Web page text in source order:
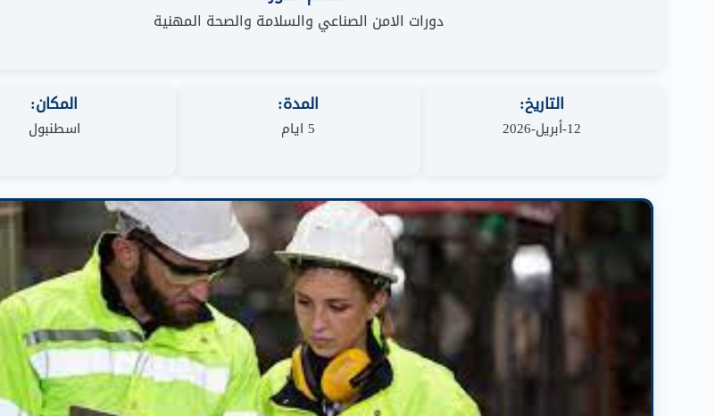
دورات الامن الصناعي والسلامة والصحة المهنية
التاريخ:
12-أبريل-2026
المدة:
5 ايام
المكان:
اسطنبول